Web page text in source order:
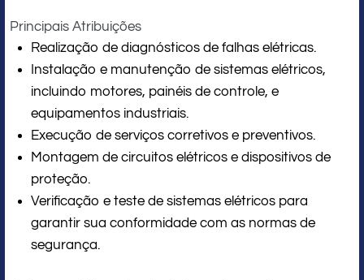
Principais Atribuições
Realização de diagnósticos de falhas elétricas.
Instalação e manutenção de sistemas elétricos,
incluindo motores, painéis de controle, e
equipamentos industriais.
Execução de serviços corretivos e preventivos.
Montagem de circuitos elétricos e dispositivos de
proteção.
Verificação e teste de sistemas elétricos para
garantir sua conformidade com as normas de
segurança.